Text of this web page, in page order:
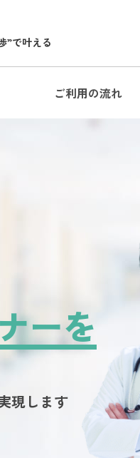
”で叶える
ご利用の流れ
ーを
現します